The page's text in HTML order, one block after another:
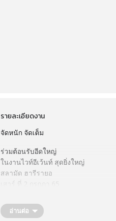
รายละเอียดงาน
จัดหนัก จัดเต็ม
ร่วมต้อนรับอีดใหญ่
ในงานไวท์อีเว้นท์ สุดยิ่งใหญ่
สลามัด ฮารีรายอ
เสาร์ ที่ 2 กรกฎา 65
พบกับ นักวิชาการจากสถานีฯ
ความบันเทิงฮาลาลจัดเต็ม
อ่านต่อ